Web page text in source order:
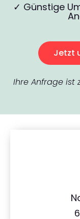
✓ Günstige
Jetzt
Ihre Anfrage ist